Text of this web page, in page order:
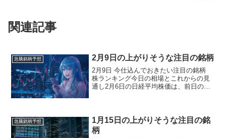
関連記事
急騰銘柄予想 2月9日の上がりそうな注目の銘柄
2月9日 今仕込んでおきたい注目の銘柄
株ランキング今日の相場とこれからの見
通し2月6日の日経平均株価は、前日の米
や不安定なスタート...
急騰銘柄予想
1月15日の上がりそうな注目の銘
柄